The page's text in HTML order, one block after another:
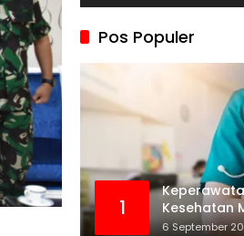
Pos Populer
1
Kesehatan
6 September